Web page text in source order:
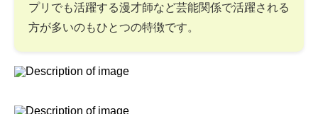
プリでも活躍する漫才師など芸能関係で活躍される
方が多いのもひとつの特徴です。